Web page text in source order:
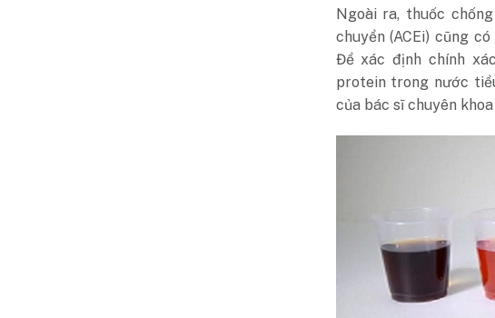
Ngoài ra, thuốc
chuyển (ACEi) cũng
Để xác định chính
protein trong nước
của bác sĩ chuyên